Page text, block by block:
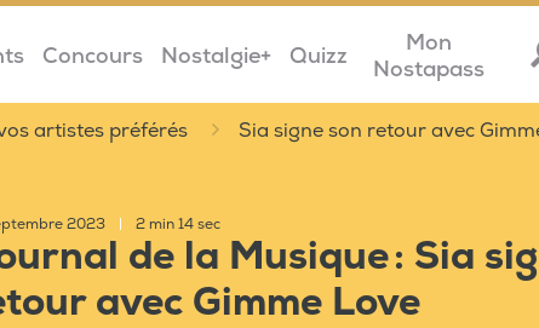
Concours Nostalgie+ Quizz
Mon
Nostapass
artistes préférés Sia signe son retour avec
2023 2 min 14 sec
de la Musique : Sia
avec Gimme Love